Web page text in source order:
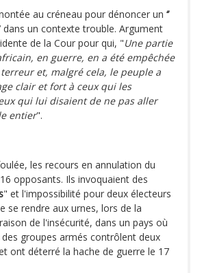
au créneau pour dénoncer un ‘’
’ dans un contexte trouble. Argument
de la Cour pour qui, "Une partie
en guerre, en a été empêchée
et, malgré cela, le peuple a
clair et fort à ceux qui les
qui lui disaient de ne pas aller
entier".
les recours en annulation du
opposants. Ils invoquaient des
" et l'impossibilité pour deux électeurs
se rendre aux urnes, lors de la
de l'insécurité, dans un pays où
groupes armés contrôlent deux
ont déterré la hache de guerre le 17